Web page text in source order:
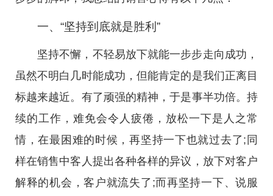
一、“坚持到底就是胜利”
坚持不懈，不轻易放下就能一步步走向成功，
虽然不明白几时能成功，但能肯定的是我们正离目
标越来越近。有了顽强的精神，于是事半功倍。持
续的工作，难免会令人疲倦，放松一下是人之常
情，在最困难的时候，再坚持一下也就过去了;同
样在销售中客人提出各种各样的异议，放下对客户
解释的机会，客户就流失了;而再坚持一下、说服